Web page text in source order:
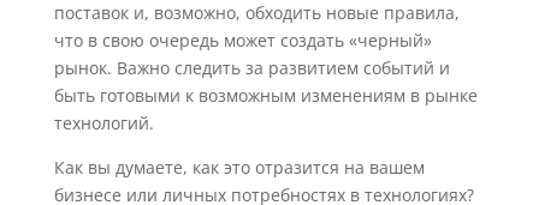
поставок и, возможно, обходить новые правила,
что в свою очередь может создать «черный»
рынок. Важно следить за развитием событий и
быть готовыми к возможным изменениям в рынке
технологий.
Как вы думаете, как это отразится на вашем
бизнесе или личных потребностях в технологиях?